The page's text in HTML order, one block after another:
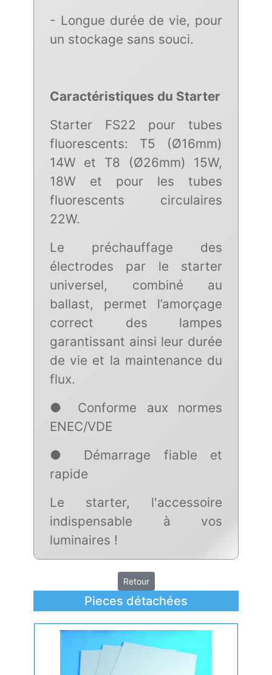
- Longue durée de vie, pour
un stockage sans souci.
Caractéristiques du Starter
Starter FS22 pour tubes
fluorescents: T5 (Ø16mm)
14W et T8 (Ø26mm) 15W,
18W et pour les tubes
fluorescents circulaires
22W.
Le préchauffage des
électrodes par le starter
universel, combiné au
ballast, permet l’amorçage
correct des lampes
garantissant ainsi leur durée
de vie et la maintenance du
flux.
● Conforme aux normes
ENEC/VDE
● Démarrage fiable et
rapide
Le starter, l'accessoire
indispensable à vos
luminaires !
Retour
Pieces détachées